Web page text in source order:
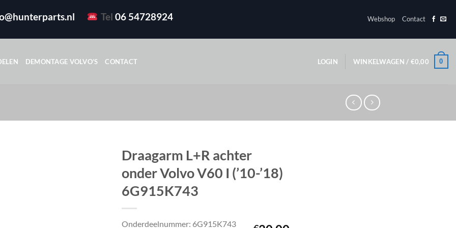
Tel 06 54728924 Webshop Contact
DEMONTAGE VOLVO’S CONTACT LOGIN WINKELWAGEN / €0,00 0
Draagarm L+R achter
onder Volvo V60 I (’10-’18)
6G915K743
Onderdeelnummer: 6G915K743